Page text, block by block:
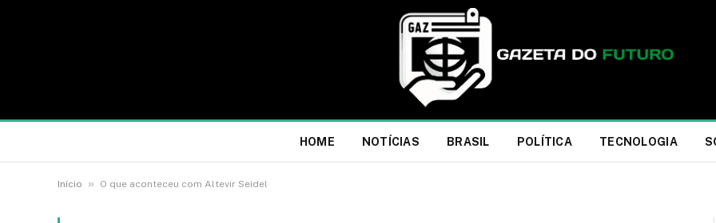
HOME NOTÍCIAS BRASIL POLÍTICA TECNOLOGIA
Início » O que aconteceu com Altevir Seidel